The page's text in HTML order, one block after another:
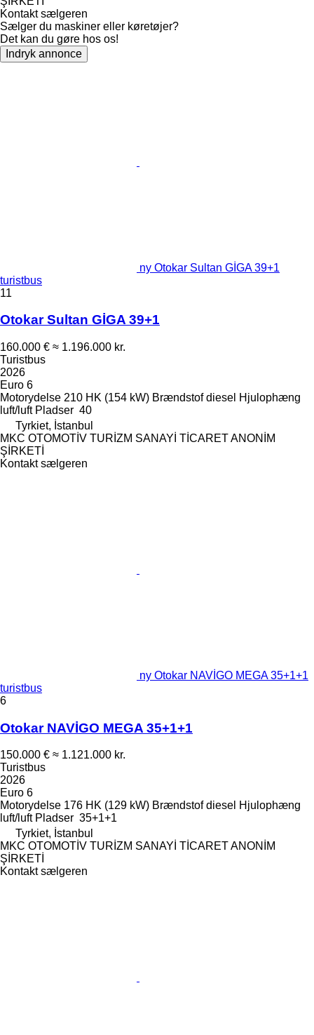
Kontakt sælgeren
Sælger du maskiner eller køretøjer?
Det kan du gøre hos os!
Indryk annonce
ny Otokar Sultan GİGA 39+1
turistbus
11
Otokar Sultan GİGA 39+1
160.000 € ≈ 1.196.000 kr.
Turistbus
2026
Euro 6
Motorydelse 210 HK (154 kW) Brændstof diesel Hjulophæng
luft/luft Pladser 40
Tyrkiet, İstanbul
MKC OTOMOTİV TURİZM SANAYİ TİCARET ANONİM
ŞİRKETİ
Kontakt sælgeren
ny Otokar NAVİGO MEGA 35+1+1
turistbus
6
Otokar NAVİGO MEGA 35+1+1
150.000 € ≈ 1.121.000 kr.
Turistbus
2026
Euro 6
Motorydelse 176 HK (129 kW) Brændstof diesel Hjulophæng
luft/luft Pladser 35+1+1
Tyrkiet, İstanbul
MKC OTOMOTİV TURİZM SANAYİ TİCARET ANONİM
ŞİRKETİ
Kontakt sælgeren